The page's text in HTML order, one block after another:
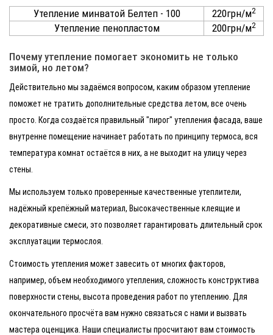
Утепление минватой Белтеп - 100 220грн/м2
Утепление пенопластом 200грн/м2
Почему утепление помогает экономить не только
зимой, но летом?
Действительно мы задаёмся вопросом, каким образом утепление
поможет не тратить дополнительные средства летом, все очень
просто. Когда создаётся правильный "пирог" утепления фасада, ваше
внутренне помещение начинает работать по принципу термоса, вся
температура комнат остаётся в них, а не выходит на улицу через
стены.
Мы используем только проверенные качественные утеплители,
надёжный крепёжный материал, Высокачественные клеящие и
декоративные смеси, это позволяет гарантировать длительный срок
эксплуатации термослоя.
Стоимость утепления может завесить от многих факторов,
например, объем необходимого утепления, сложность конструктива
поверхности стены, высота проведения работ по утеплению. Для
окончательного просчёта вам нужно связаться с нами и вызвать
мастера оценщика. Наши специалисты просчитают вам стоимость